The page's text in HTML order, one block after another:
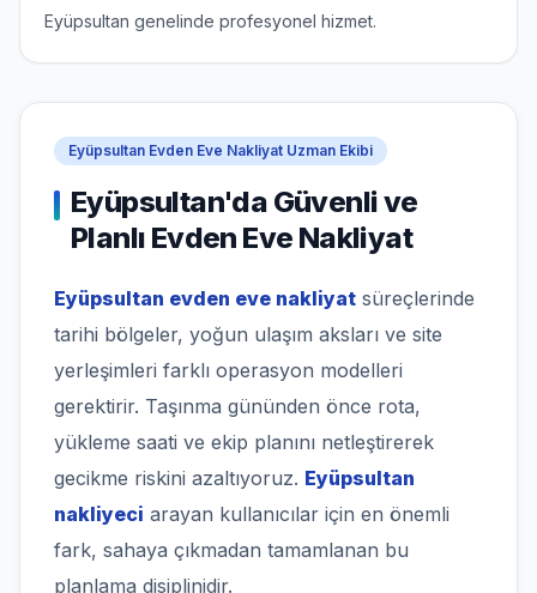
Eyüpsultan genelinde profesyonel hizmet.
Eyüpsultan Evden Eve Nakliyat Uzman Ekibi
Eyüpsultan'da Güvenli ve
Planlı Evden Eve Nakliyat
Eyüpsultan evden eve nakliyat süreçlerinde
tarihi bölgeler, yoğun ulaşım aksları ve site
yerleşimleri farklı operasyon modelleri
gerektirir. Taşınma gününden önce rota,
yükleme saati ve ekip planını netleştirerek
gecikme riskini azaltıyoruz. Eyüpsultan
nakliyeci arayan kullanıcılar için en önemli
fark, sahaya çıkmadan tamamlanan bu
planlama disiplinidir.